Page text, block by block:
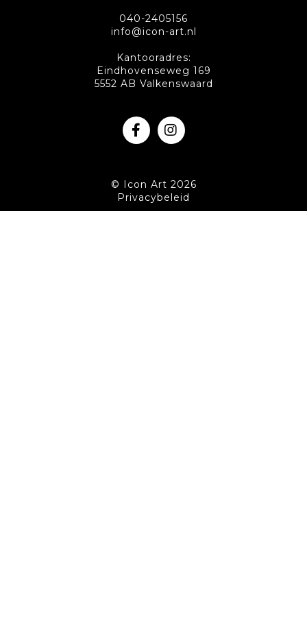
040-2405156
info@icon-art.nl
Kantooradres:
Eindhovenseweg 169
5552 AB Valkenswaard
© Icon Art 2026
Privacybeleid